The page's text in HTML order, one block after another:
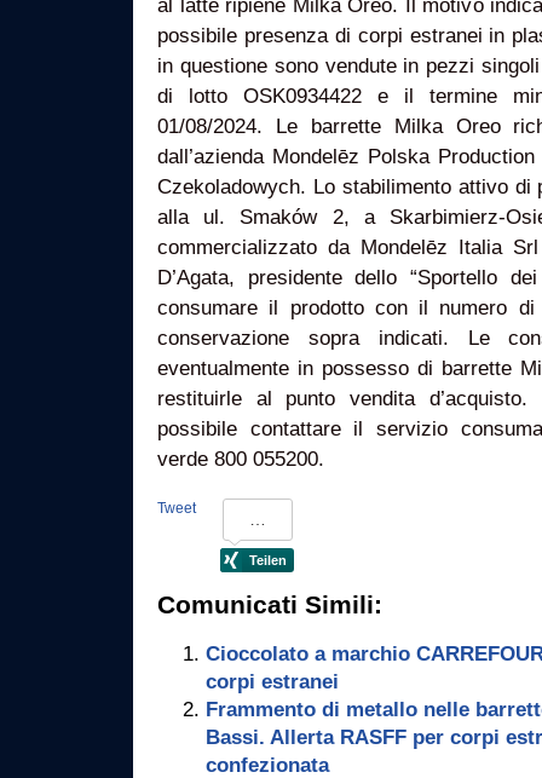
al latte ripiene Milka Oreo. Il motivo
possibile presenza di corpi estranei in
in questione sono vendute in pezzi
di lotto OSK0934422 e il termine
01/08/2024. Le barrette Milka Oreo
dall’azienda Mondelēz Polska
Czekoladowych. Lo stabilimento attivo di
alla ul. Smaków 2, a Skarbimierz-
commercializzato da Mondelēz Italia
D’Agata, presidente dello “Sportello
consumare il prodotto con il numero
conservazione sopra indicati. Le
eventualmente in possesso di barrette
restituirle al punto vendita
possibile contattare il servizio
verde 800 055200.
Tweet
Comunicati Simili:
Cioccolato a marchio
corpi estranei
Frammento di metallo nelle
Bassi. Allerta RASFF per corpi
confezionata